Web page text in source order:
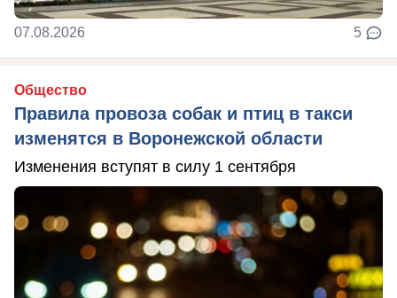
07.08.2026 5
Общество
Правила провоза собак и птиц в такси
изменятся в Воронежской области
Изменения вступят в силу 1 сентября